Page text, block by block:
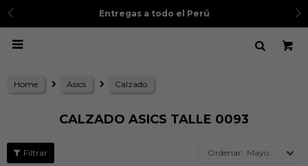
Entregas a todo el Perú

Home Asics Calzado
CALZADO ASICS TALLE 0093
Mayor precio